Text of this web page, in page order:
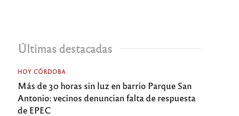
Últimas destacadas
HOY CÓRDOBA
Más de 30 horas sin luz en barrio Parque San
Antonio: vecinos denuncian falta de respuesta
de EPEC